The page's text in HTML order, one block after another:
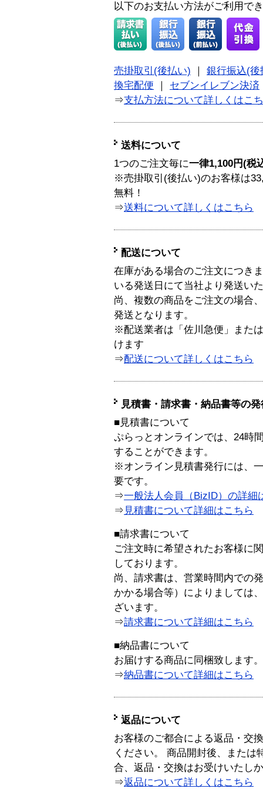
以下のお支払い方法がご利用で
売掛取引(後払い)
銀行振込(後
換宅配便
セブンイレブン決済
⇒支払方法について詳しくはこ
送料について
1つのご注文毎に一律1,100円(税
※売掛取引(後払い)のお客様は
無料！
⇒送料について詳しくはこちら
配送について
在庫がある場合のご注文につき
いる発送日にて当社より発送い
尚、複数の商品をご注文の場合
発送となります。
※配送業者は「佐川急便」また
けます
⇒配送について詳しくはこちら
見積書・請求書・納品書等の
■見積書について
ぷらっとオンラインでは、24時
することができます。
※オンライン見積書発行には、
要です。
⇒一般法人会員（BizID）の詳細
⇒ 見積書について詳細はこちら
■請求書について
ご注文時に希望されたお客様に
しております。
尚、請求書は、営業時間内での
かかる場合等）によりましては
ざいます。
⇒請求書について詳細はこちら
■納品書について
お届けする商品に同梱致します。
⇒納品書について詳細はこちら
返品について
お客様のご都合による返品・交
ください。 商品開封後、または
合、返品・交換はお受けいたし
⇒返品について詳しくはこちら